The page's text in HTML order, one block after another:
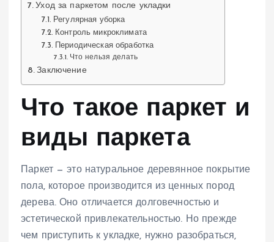
Уход за паркетом после укладки
Регулярная уборка
Контроль микроклимата
Периодическая обработка
Что нельзя делать
Заключение
Что такое паркет и
виды паркета
Паркет — это натуральное деревянное покрытие
пола, которое производится из ценных пород
дерева. Оно отличается долговечностью и
эстетической привлекательностью. Но прежде
чем приступить к укладке, нужно разобраться,